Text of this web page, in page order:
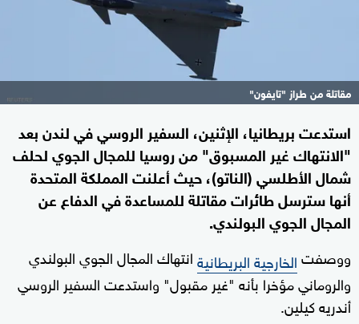
مقاتلة من طراز "تايفون"
استدعت بريطانيا، الإثنين، السفير الروسي في لندن بعد
"الانتهاك غير المسبوق" من روسيا للمجال الجوي لحلف
شمال الأطلسي (الناتو)، حيث أعلنت المملكة المتحدة
أنها سترسل طائرات مقاتلة للمساعدة في الدفاع عن
المجال الجوي البولندي.
ووصفتالخارجية البريطانيةانتهاك المجال الجوي البولندي
والروماني مؤخرا بأنه "غير مقبول" واستدعت السفير الروسي
أندريه كيلين.